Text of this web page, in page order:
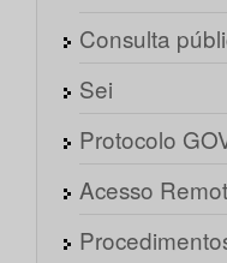
Consulta
Sei
Protocolo
Acesso